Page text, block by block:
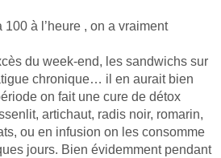
100 à l’heure , on a vraiment
du week-end, les sandwichs sur
chronique… il en aurait bien
on fait une cure de détox
artichaut, radis noir, romarin,
ou en infusion on les consomme
jours. Bien évidemment pendant